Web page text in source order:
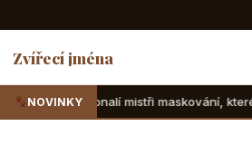
Zvířecí jména
NOVINKY
maskování, které v teráriu sotva najdete